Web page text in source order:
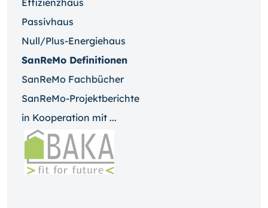
Effizienzhaus
Passivhaus
Null/Plus-Energiehaus
SanReMo Definitionen
SanReMo Fachbücher
SanReMo-Projektberichte
in Kooperation mit ...